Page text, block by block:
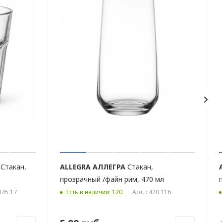
Стакан,
ALLEGRA АЛЛЕГРА Стакан,
прозрачный /файн рим, 470 мл
Есть в наличии: 120 Арт. : 420.116